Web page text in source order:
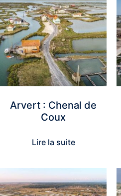
Arvert : Chenal de
Coux
Lire la suite